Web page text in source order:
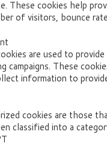
These cookies help
of visitors, bounce
are used to
campaigns. These
information to
cookies are those
classified into a